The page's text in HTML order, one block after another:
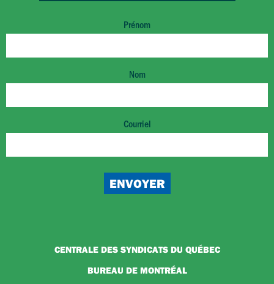
Prénom
Nom
Courriel
CENTRALE DES SYNDICATS DU QUÉBEC
BUREAU DE MONTRÉAL